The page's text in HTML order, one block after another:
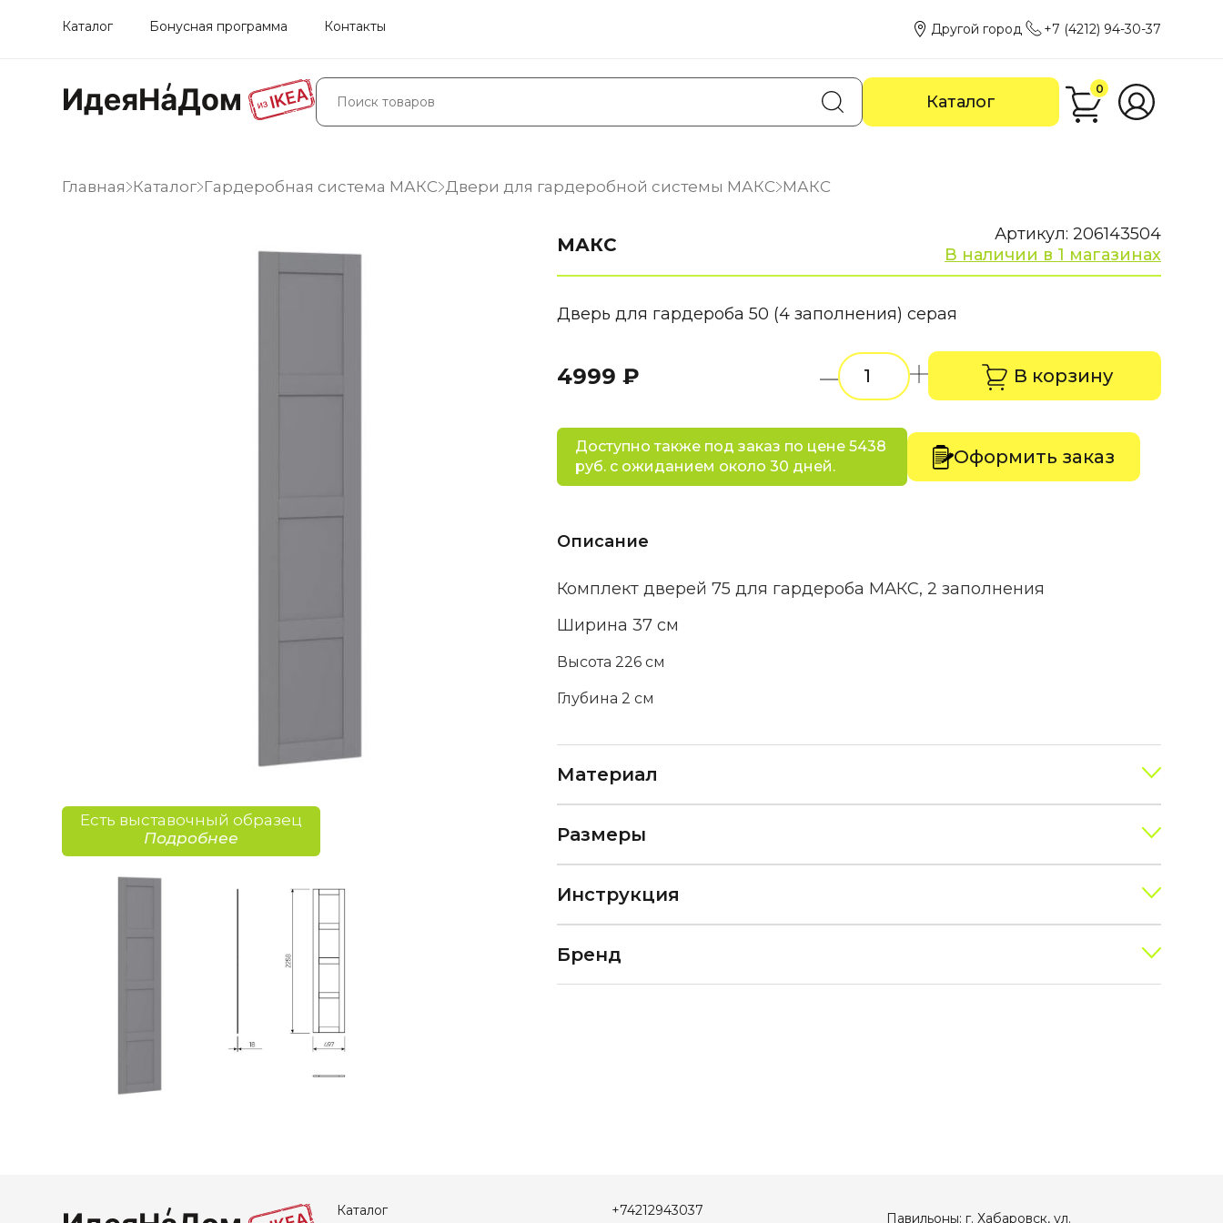
Каталог Бонусная программа Контакты Другой город +7 (4212) 94-30-37
Каталог
0
Главная Каталог Гардеробная система МАКС Двери для гардеробной системы МАКС МАКС
Есть выставочный образец
Подробнее
МАКС
Артикул: 206143504
В наличии в 1 магазинах
Дверь для гардероба 50 (4 заполнения) серая
4999 ₽ В корзину
Доступно также под заказ по цене 5438
руб. с ожиданием около 30 дней.
Оформить заказ
Описание
Комплект дверей 75 для гардероба МАКС, 2 заполнения
Ширина 37 см
Высота 226 см
Глубина 2 см
Материал
Размеры
Инструкция
Бренд
Каталог +74212943037 Павильоны: г. Хабаровск, ул.